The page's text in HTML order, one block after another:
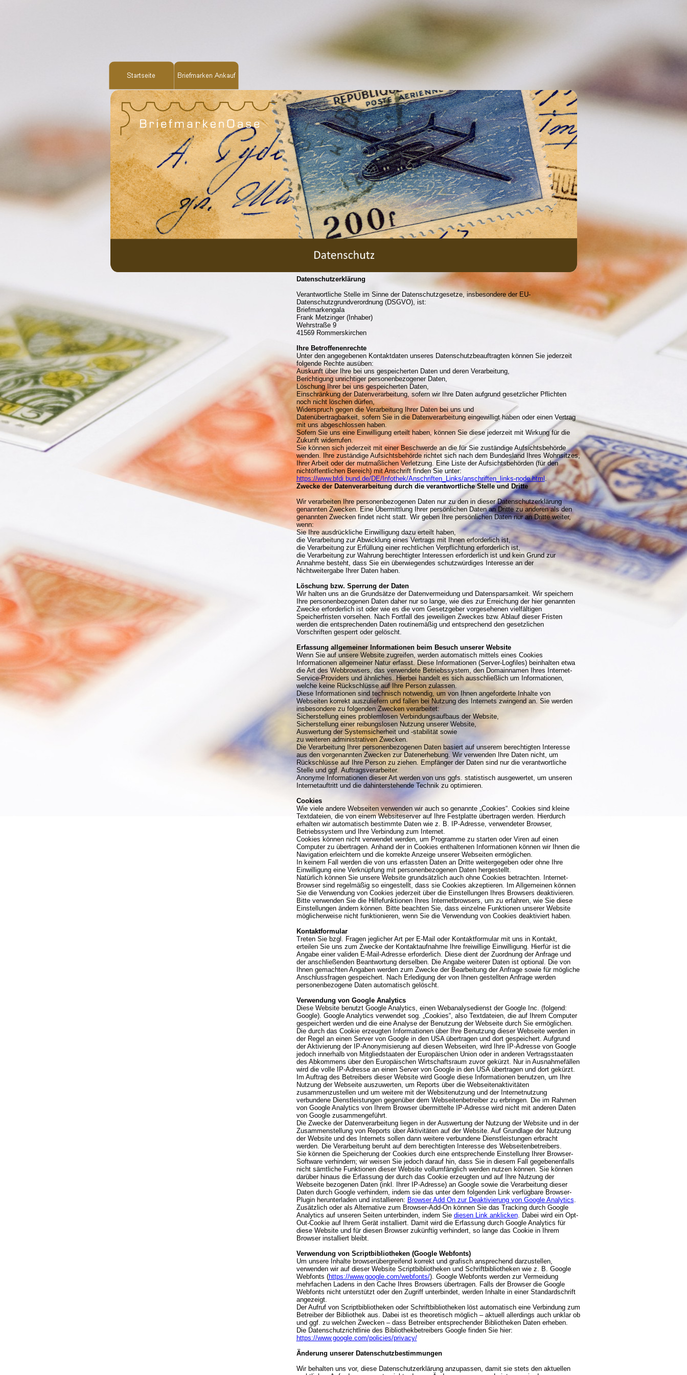
Datenschutzerklärung
Verantwortliche Stelle im Sinne der Datenschutzgesetze, insbesondere der EU-
Datenschutzgrundverordnung (DSGVO), ist:
Briefmarkengala
Frank Metzinger (Inhaber)
Wehrstraße 9
41569 Rommerskirchen
Ihre Betroffenenrechte
Unter den angegebenen Kontaktdaten unseres Datenschutzbeauftragten können Sie jederzeit
folgende Rechte ausüben:
Auskunft über Ihre bei uns gespeicherten Daten und deren Verarbeitung,
Berichtigung unrichtiger personenbezogener Daten,
Löschung Ihrer bei uns gespeicherten Daten,
Einschränkung der Datenverarbeitung, sofern wir Ihre Daten aufgrund gesetzlicher Pflichten
noch nicht löschen dürfen,
Widerspruch gegen die Verarbeitung Ihrer Daten bei uns und
Datenübertragbarkeit, sofern Sie in die Datenverarbeitung eingewilligt haben oder einen Vertrag
mit uns abgeschlossen haben.
Sofern Sie uns eine Einwilligung erteilt haben, können Sie diese jederzeit mit Wirkung für die
Zukunft widerrufen.
Sie können sich jederzeit mit einer Beschwerde an die für Sie zuständige Aufsichtsbehörde
wenden. Ihre zuständige Aufsichtsbehörde richtet sich nach dem Bundesland Ihres Wohnsitzes,
Ihrer Arbeit oder der mutmaßlichen Verletzung. Eine Liste der Aufsichtsbehörden (für den
nichtöffentlichen Bereich) mit Anschrift finden Sie unter:
https://www.bfdi.bund.de/DE/Infothek/Anschriften_Links/anschriften_links-node.html.
Zwecke der Datenverarbeitung durch die verantwortliche Stelle und Dritte
Wir verarbeiten Ihre personenbezogenen Daten nur zu den in dieser Datenschutzerklärung
genannten Zwecken. Eine Übermittlung Ihrer persönlichen Daten an Dritte zu anderen als den
genannten Zwecken findet nicht statt. Wir geben Ihre persönlichen Daten nur an Dritte weiter,
wenn:
Sie Ihre ausdrückliche Einwilligung dazu erteilt haben,
die Verarbeitung zur Abwicklung eines Vertrags mit Ihnen erforderlich ist,
die Verarbeitung zur Erfüllung einer rechtlichen Verpflichtung erforderlich ist,
die Verarbeitung zur Wahrung berechtigter Interessen erforderlich ist und kein Grund zur
Annahme besteht, dass Sie ein überwiegendes schutzwürdiges Interesse an der
Nichtweitergabe Ihrer Daten haben.
Löschung bzw. Sperrung der Daten
Wir halten uns an die Grundsätze der Datenvermeidung und Datensparsamkeit. Wir speichern
Ihre personenbezogenen Daten daher nur so lange, wie dies zur Erreichung der hier genannten
Zwecke erforderlich ist oder wie es die vom Gesetzgeber vorgesehenen vielfältigen
Speicherfristen vorsehen. Nach Fortfall des jeweiligen Zweckes bzw. Ablauf dieser Fristen
werden die entsprechenden Daten routinemäßig und entsprechend den gesetzlichen
Vorschriften gesperrt oder gelöscht.
Erfassung allgemeiner Informationen beim Besuch unserer Website
Wenn Sie auf unsere Website zugreifen, werden automatisch mittels eines Cookies
Informationen allgemeiner Natur erfasst. Diese Informationen (Server-Logfiles) beinhalten etwa
die Art des Webbrowsers, das verwendete Betriebssystem, den Domainnamen Ihres Internet-
Service-Providers und ähnliches. Hierbei handelt es sich ausschließlich um Informationen,
welche keine Rückschlüsse auf Ihre Person zulassen.
Diese Informationen sind technisch notwendig, um von Ihnen angeforderte Inhalte von
Webseiten korrekt auszuliefern und fallen bei Nutzung des Internets zwingend an. Sie werden
insbesondere zu folgenden Zwecken verarbeitet:
Sicherstellung eines problemlosen Verbindungsaufbaus der Website,
Sicherstellung einer reibungslosen Nutzung unserer Website,
Auswertung der Systemsicherheit und -stabilität sowie
zu weiteren administrativen Zwecken.
Die Verarbeitung Ihrer personenbezogenen Daten basiert auf unserem berechtigten Interesse
aus den vorgenannten Zwecken zur Datenerhebung. Wir verwenden Ihre Daten nicht, um
Rückschlüsse auf Ihre Person zu ziehen. Empfänger der Daten sind nur die verantwortliche
Stelle und ggf. Auftragsverarbeiter.
Anonyme Informationen dieser Art werden von uns ggfs. statistisch ausgewertet, um unseren
Internetauftritt und die dahinterstehende Technik zu optimieren.
Cookies
Wie viele andere Webseiten verwenden wir auch so genannte „Cookies“. Cookies sind kleine
Textdateien, die von einem Websiteserver auf Ihre Festplatte übertragen werden. Hierdurch
erhalten wir automatisch bestimmte Daten wie z. B. IP-Adresse, verwendeter Browser,
Betriebssystem und Ihre Verbindung zum Internet.
Cookies können nicht verwendet werden, um Programme zu starten oder Viren auf einen
Computer zu übertragen. Anhand der in Cookies enthaltenen Informationen können wir Ihnen die
Navigation erleichtern und die korrekte Anzeige unserer Webseiten ermöglichen.
In keinem Fall werden die von uns erfassten Daten an Dritte weitergegeben oder ohne Ihre
Einwilligung eine Verknüpfung mit personenbezogenen Daten hergestellt.
Natürlich können Sie unsere Website grundsätzlich auch ohne Cookies betrachten. Internet-
Browser sind regelmäßig so eingestellt, dass sie Cookies akzeptieren. Im Allgemeinen können
Sie die Verwendung von Cookies jederzeit über die Einstellungen Ihres Browsers deaktivieren.
Bitte verwenden Sie die Hilfefunktionen Ihres Internetbrowsers, um zu erfahren, wie Sie diese
Einstellungen ändern können. Bitte beachten Sie, dass einzelne Funktionen unserer Website
möglicherweise nicht funktionieren, wenn Sie die Verwendung von Cookies deaktiviert haben.
Kontaktformular
Treten Sie bzgl. Fragen jeglicher Art per E-Mail oder Kontaktformular mit uns in Kontakt,
erteilen Sie uns zum Zwecke der Kontaktaufnahme Ihre freiwillige Einwilligung. Hierfür ist die
Angabe einer validen E-Mail-Adresse erforderlich. Diese dient der Zuordnung der Anfrage und
der anschließenden Beantwortung derselben. Die Angabe weiterer Daten ist optional. Die von
Ihnen gemachten Angaben werden zum Zwecke der Bearbeitung der Anfrage sowie für mögliche
Anschlussfragen gespeichert. Nach Erledigung der von Ihnen gestellten Anfrage werden
personenbezogene Daten automatisch gelöscht.
Verwendung von Google Analytics
Diese Website benutzt Google Analytics, einen Webanalysedienst der Google Inc. (folgend:
Google). Google Analytics verwendet sog. „Cookies“, also Textdateien, die auf Ihrem Computer
gespeichert werden und die eine Analyse der Benutzung der Webseite durch Sie ermöglichen.
Die durch das Cookie erzeugten Informationen über Ihre Benutzung dieser Webseite werden in
der Regel an einen Server von Google in den USA übertragen und dort gespeichert. Aufgrund
der Aktivierung der IP-Anonymisierung auf diesen Webseiten, wird Ihre IP-Adresse von Google
jedoch innerhalb von Mitgliedstaaten der Europäischen Union oder in anderen Vertragsstaaten
des Abkommens über den Europäischen Wirtschaftsraum zuvor gekürzt. Nur in Ausnahmefällen
wird die volle IP-Adresse an einen Server von Google in den USA übertragen und dort gekürzt.
Im Auftrag des Betreibers dieser Website wird Google diese Informationen benutzen, um Ihre
Nutzung der Webseite auszuwerten, um Reports über die Webseitenaktivitäten
zusammenzustellen und um weitere mit der Websitenutzung und der Internetnutzung
verbundene Dienstleistungen gegenüber dem Webseitenbetreiber zu erbringen. Die im Rahmen
von Google Analytics von Ihrem Browser übermittelte IP-Adresse wird nicht mit anderen Daten
von Google zusammengeführt.
Die Zwecke der Datenverarbeitung liegen in der Auswertung der Nutzung der Website und in der
Zusammenstellung von Reports über Aktivitäten auf der Website. Auf Grundlage der Nutzung
der Website und des Internets sollen dann weitere verbundene Dienstleistungen erbracht
werden. Die Verarbeitung beruht auf dem berechtigten Interesse des Webseitenbetreibers.
Sie können die Speicherung der Cookies durch eine entsprechende Einstellung Ihrer Browser-
Software verhindern; wir weisen Sie jedoch darauf hin, dass Sie in diesem Fall gegebenenfalls
nicht sämtliche Funktionen dieser Website vollumfänglich werden nutzen können. Sie können
darüber hinaus die Erfassung der durch das Cookie erzeugten und auf Ihre Nutzung der
Webseite bezogenen Daten (inkl. Ihrer IP-Adresse) an Google sowie die Verarbeitung dieser
Daten durch Google verhindern, indem sie das unter dem folgenden Link verfügbare Browser-
Plugin herunterladen und installieren: Browser Add On zur Deaktivierung von Google Analytics.
Zusätzlich oder als Alternative zum Browser-Add-On können Sie das Tracking durch Google
Analytics auf unseren Seiten unterbinden, indem Sie diesen Link anklicken. Dabei wird ein Opt-
Out-Cookie auf Ihrem Gerät installiert. Damit wird die Erfassung durch Google Analytics für
diese Website und für diesen Browser zukünftig verhindert, so lange das Cookie in Ihrem
Browser installiert bleibt.
Verwendung von Scriptbibliotheken (Google Webfonts)
Um unsere Inhalte browserübergreifend korrekt und grafisch ansprechend darzustellen,
verwenden wir auf dieser Website Scriptbibliotheken und Schriftbibliotheken wie z. B. Google
Webfonts (https://www.google.com/webfonts/). Google Webfonts werden zur Vermeidung
mehrfachen Ladens in den Cache Ihres Browsers übertragen. Falls der Browser die Google
Webfonts nicht unterstützt oder den Zugriff unterbindet, werden Inhalte in einer Standardschrift
angezeigt.
Der Aufruf von Scriptbibliotheken oder Schriftbibliotheken löst automatisch eine Verbindung zum
Betreiber der Bibliothek aus. Dabei ist es theoretisch möglich – aktuell allerdings auch unklar ob
und ggf. zu welchen Zwecken – dass Betreiber entsprechender Bibliotheken Daten erheben.
Die Datenschutzrichtlinie des Bibliothekbetreibers Google finden Sie hier:
https://www.google.com/policies/privacy/
Änderung unserer Datenschutzbestimmungen
Wir behalten uns vor, diese Datenschutzerklärung anzupassen, damit sie stets den aktuellen